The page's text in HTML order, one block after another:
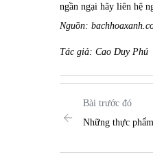
ngần ngại hãy liên hệ
Nguồn:
Tác giả: Cao Duy Phú
Bài trước đó
Những thực